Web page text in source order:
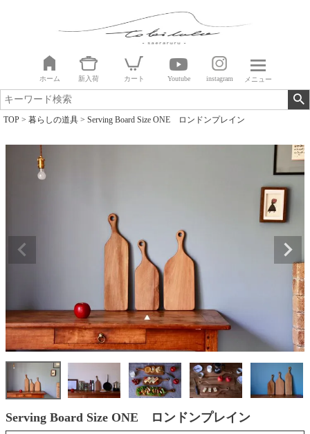
ホーム 新入荷 カート Youtube instagram メニュー
TOP 暮らしの道具 Serving Board Size ONE ロンドンプレイン
Serving Board Size ONE ロンドンプレイン